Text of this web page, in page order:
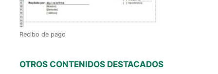
Recibo de pago
OTROS CONTENIDOS DESTACADOS